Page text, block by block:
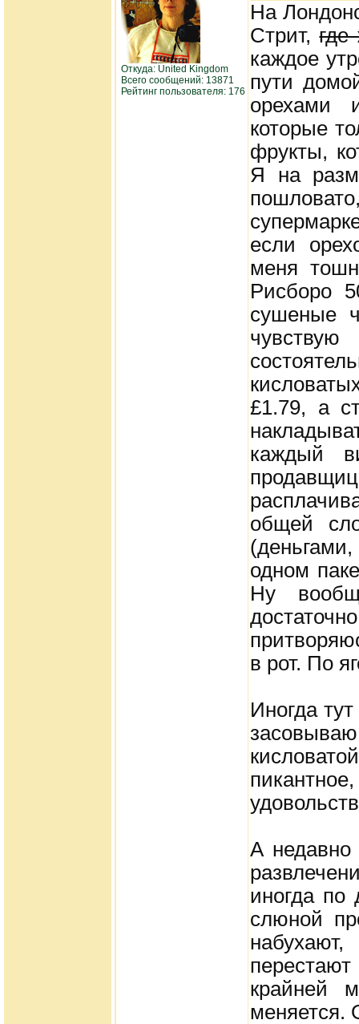
Откуда: United Kingdom
Всего сообщений: 13871
Рейтинг пользователя: 176
На
Стрит,
каждое
пути
орехами
которые
фрукты,
Я на
если
меня
Рисборо
сушеные
£1.79, а
каждый
общей
одном
Ну
в рот. По
Иногда
А недавно
иногда
слюной
крайней
меняется.